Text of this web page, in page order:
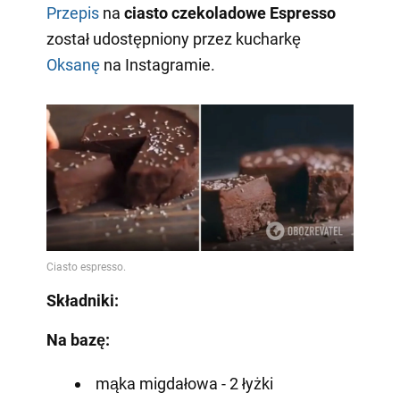
Przepisna ciasto czekoladowe Espresso
został udostępniony przez kucharkę
Oksanęna Instagramie.
Składniki:
Na bazę:
mąka migdałowa - 2 łyżki